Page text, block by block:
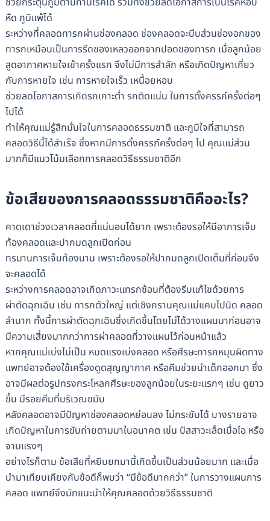
หืด ภูมิแพ้ได้
ระหว่างที่คลอดทารกผ่านช่องคลอด ช่องคลอดจะบีบส่วนช่องอกของ
ทารกเหมือนเป็นการรีดของเหลวออกจากปอดของทารก เมื่อลูกน้อย
สูดอากาศหายใจเข้าครั้งแรก จึงไม่มีการสำลัก หรือเกิดปัญหาเกี่ยว
กับการหายใจ เช่น การหายใจเร็ว เหนื่อยหอบ
ช่วยลดโอกาสการเกิดรกเกาะต่ำ รกติดแน่น ในการตั้งครรภ์ครั้งต่อๆ
ไปได้
ทำให้คุณแม่รู้สึกมั่นใจในการคลอดธรรมชาติ และภูมิใจที่สามารถ
คลอดวิธีนี้ได้สำเร็จ ซึ่งหากมีการตั้งครรภ์ครั้งต่อๆ ไป คุณแม่ส่วน
มากก็มีแนวโน้มเลือกการคลอดวิธีธรรมชาติอีก
ข้อเสียของการคลอดธรรมชาติคืออะไร?
คาดเดาช่วงเวลาคลอดที่แน่นอนได้ยาก เพราะต้องรอให้มีอาการเจ็บ
ท้องคลอดและปากมดลูกเปิดก่อน
ทรมานการเจ็บท้องนาน เพราะต้องรอให้ปากมดลูกเปิดเต็มที่ก่อนจึง
จะคลอดได้
ระหว่างการคลอดอาจเกิดภาวะแทรกซ้อนที่ต้องรีบแก้ไขด้วยการ
ผ่าตัดฉุกเฉิน เช่น ทารกตัวใหญ่ แต่เชิงกรานคุณแม่แคบไปนิด คลอด
ลำบาก ทั้งนี้การผ่าตัดฉุกเฉินซึ่งเกิดขึ้นโดยไม่ได้วางแผนมาก่อนอาจ
มีความเสี่ยงมากกว่าการผ่าคลอดที่วางแผนไว้ก่อนหน้าแล้ว
หากคุณแม่เบ่งไม่เป็น หมดแรงเบ่งคลอด หรือศีรษะทารกหมุนผิดทาง
แพทย์อาจต้องใช้เครื่องดูดสุญญากาศ หรือคีมช่วยนำเด็กออกมา ซึ่ง
อาจมีผลต่อรูปทรงกระโหลกศีรษะของลูกน้อยในระยะแรกๆ เช่น ดูยาว
ขึ้น มีรอยคีมที่บริเวณขมับ
หลังคลอดอาจมีปัญหาช่องคลอดหย่อนลง ไม่กระชับได้ บางรายอาจ
เกิดปัญหาในการขับถ่ายตามมาในอนาคต เช่น ปัสสาวะเล็ดเมื่อไอ หรือ
จามแรงๆ
อย่างไรก็ตาม ข้อเสียที่หยิบยกมานี้เกิดขึ้นเป็นส่วนน้อยมาก และเมื่อ
นำมาเทียบเคียงกับข้อดีก็พบว่า “มีข้อดีมากกว่า” ในการวางแผนการ
คลอด แพทย์จึงมักแนะนำให้คุณคลอดด้วยวิธีธรรมชาติ